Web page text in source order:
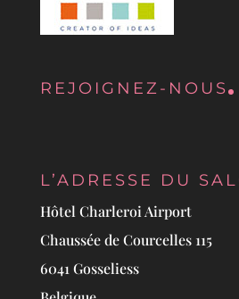
REJOIGNEZ-NOUS
L’ADRESSE DU
Hôtel Charleroi Airport
Chaussée de Courcelles 115
6041 Gosseliess